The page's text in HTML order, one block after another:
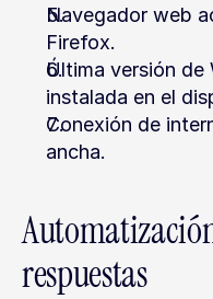
Navegador web
Firefox.
Última versión de
instalada en el
Conexión de
ancha.
respuestas